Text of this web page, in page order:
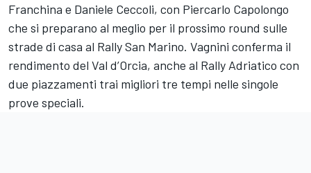
Franchina e Daniele Ceccoli, con Piercarlo Capolongo
che si preparano al meglio per il prossimo round sulle
strade di casa al Rally San Marino. Vagnini conferma il
rendimento del Val d’Orcia, anche al Rally Adriatico con
due piazzamenti trai migliori tre tempi nelle singole
prove speciali.